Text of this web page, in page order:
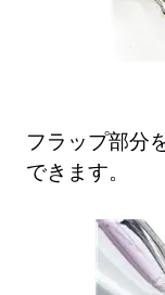
フラップ部分
できます。